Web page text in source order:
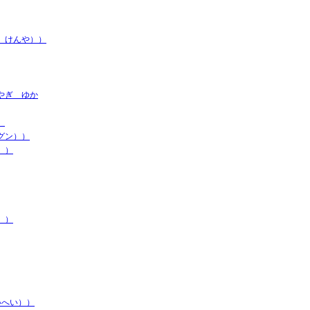
んや））
ぎ ゆか
））
い））